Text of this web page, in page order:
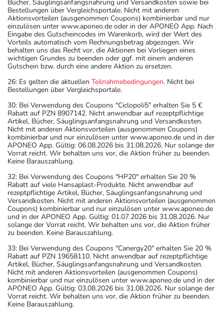
Bücher, Säuglingsanfangsnahrung und Versandkosten sowie bei
Bestellungen über Vergleichsportale. Nicht mit anderen
Aktionsvorteilen (ausgenommen Coupons) kombinierbar und nur
einzulösen unter www.aponeo.de oder in der APONEO App. Nach
Eingabe des Gutscheincodes im Warenkorb, wird der Wert des
Vorteils automatisch vom Rechnungsbetrag abgezogen. Wir
behalten uns das Recht vor, die Aktionen bei Vorliegen eines
wichtigen Grundes zu beenden oder ggf. mit einem anderen
Gutschein bzw. durch eine andere Aktion zu ersetzen.
26: Es gelten die aktuellen Teilnahmebedingungen. Nicht bei
Bestellungen über Vergleichsportale.
30: Bei Verwendung des Coupons "Ciclopoli5" erhalten Sie 5 €
Rabatt auf PZN 8907142. Nicht anwendbar auf rezeptpflichtige
Artikel, Bücher, Säuglingsanfangsnahrung und Versandkosten.
Nicht mit anderen Aktionsvorteilen (ausgenommen Coupons)
kombinierbar und nur einzulösen unter www.aponeo.de und in der
APONEO App. Gültig: 06.08.2026 bis 31.08.2026. Nur solange der
Vorrat reicht. Wir behalten uns vor, die Aktion früher zu beenden.
Keine Barauszahlung.
32: Bei Verwendung des Coupons "HP20" erhalten Sie 20 %
Rabatt auf viele Hansaplast-Produkte. Nicht anwendbar auf
rezeptpflichtige Artikel, Bücher, Säuglingsanfangsnahrung und
Versandkosten. Nicht mit anderen Aktionsvorteilen (ausgenommen
Coupons) kombinierbar und nur einzulösen unter www.aponeo.de
und in der APONEO App. Gültig: 01.07.2026 bis 31.08.2026. Nur
solange der Vorrat reicht. Wir behalten uns vor, die Aktion früher
zu beenden. Keine Barauszahlung.
33: Bei Verwendung des Coupons "Canergy20" erhalten Sie 20 %
Rabatt auf PZN 19658110. Nicht anwendbar auf rezeptpflichtige
Artikel, Bücher, Säuglingsanfangsnahrung und Versandkosten.
Nicht mit anderen Aktionsvorteilen (ausgenommen Coupons)
kombinierbar und nur einzulösen unter www.aponeo.de und in der
APONEO App. Gültig: 03.08.2026 bis 31.08.2026. Nur solange der
Vorrat reicht. Wir behalten uns vor, die Aktion früher zu beenden.
Keine Barauszahlung.